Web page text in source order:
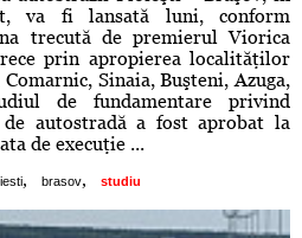
va fi lansată luni, conform
trecută de premierul Viorica
prin apropierea localităţilor
Sinaia, Buşteni, Azuga,
de fundamentare privind
de autostradă a fost aprobat la
de execuţie ...
, brasov, studiu